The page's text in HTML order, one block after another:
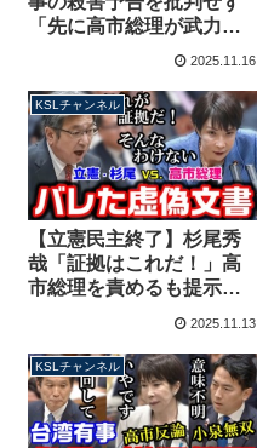
「先に高市総理が武力行
使発言、事態悪化したく
チャンネル】
2025.11.16
KSLチャンネル
【立憲民主終了】杉尾秀
哉「証拠はこれだ！」高
市総理を責めるも提示文
書に虚偽疑惑が浮上、
NHK党の斉藤健一郎も激
怒【KSLチャンネル】
2025.11.13
KSLチャンネル